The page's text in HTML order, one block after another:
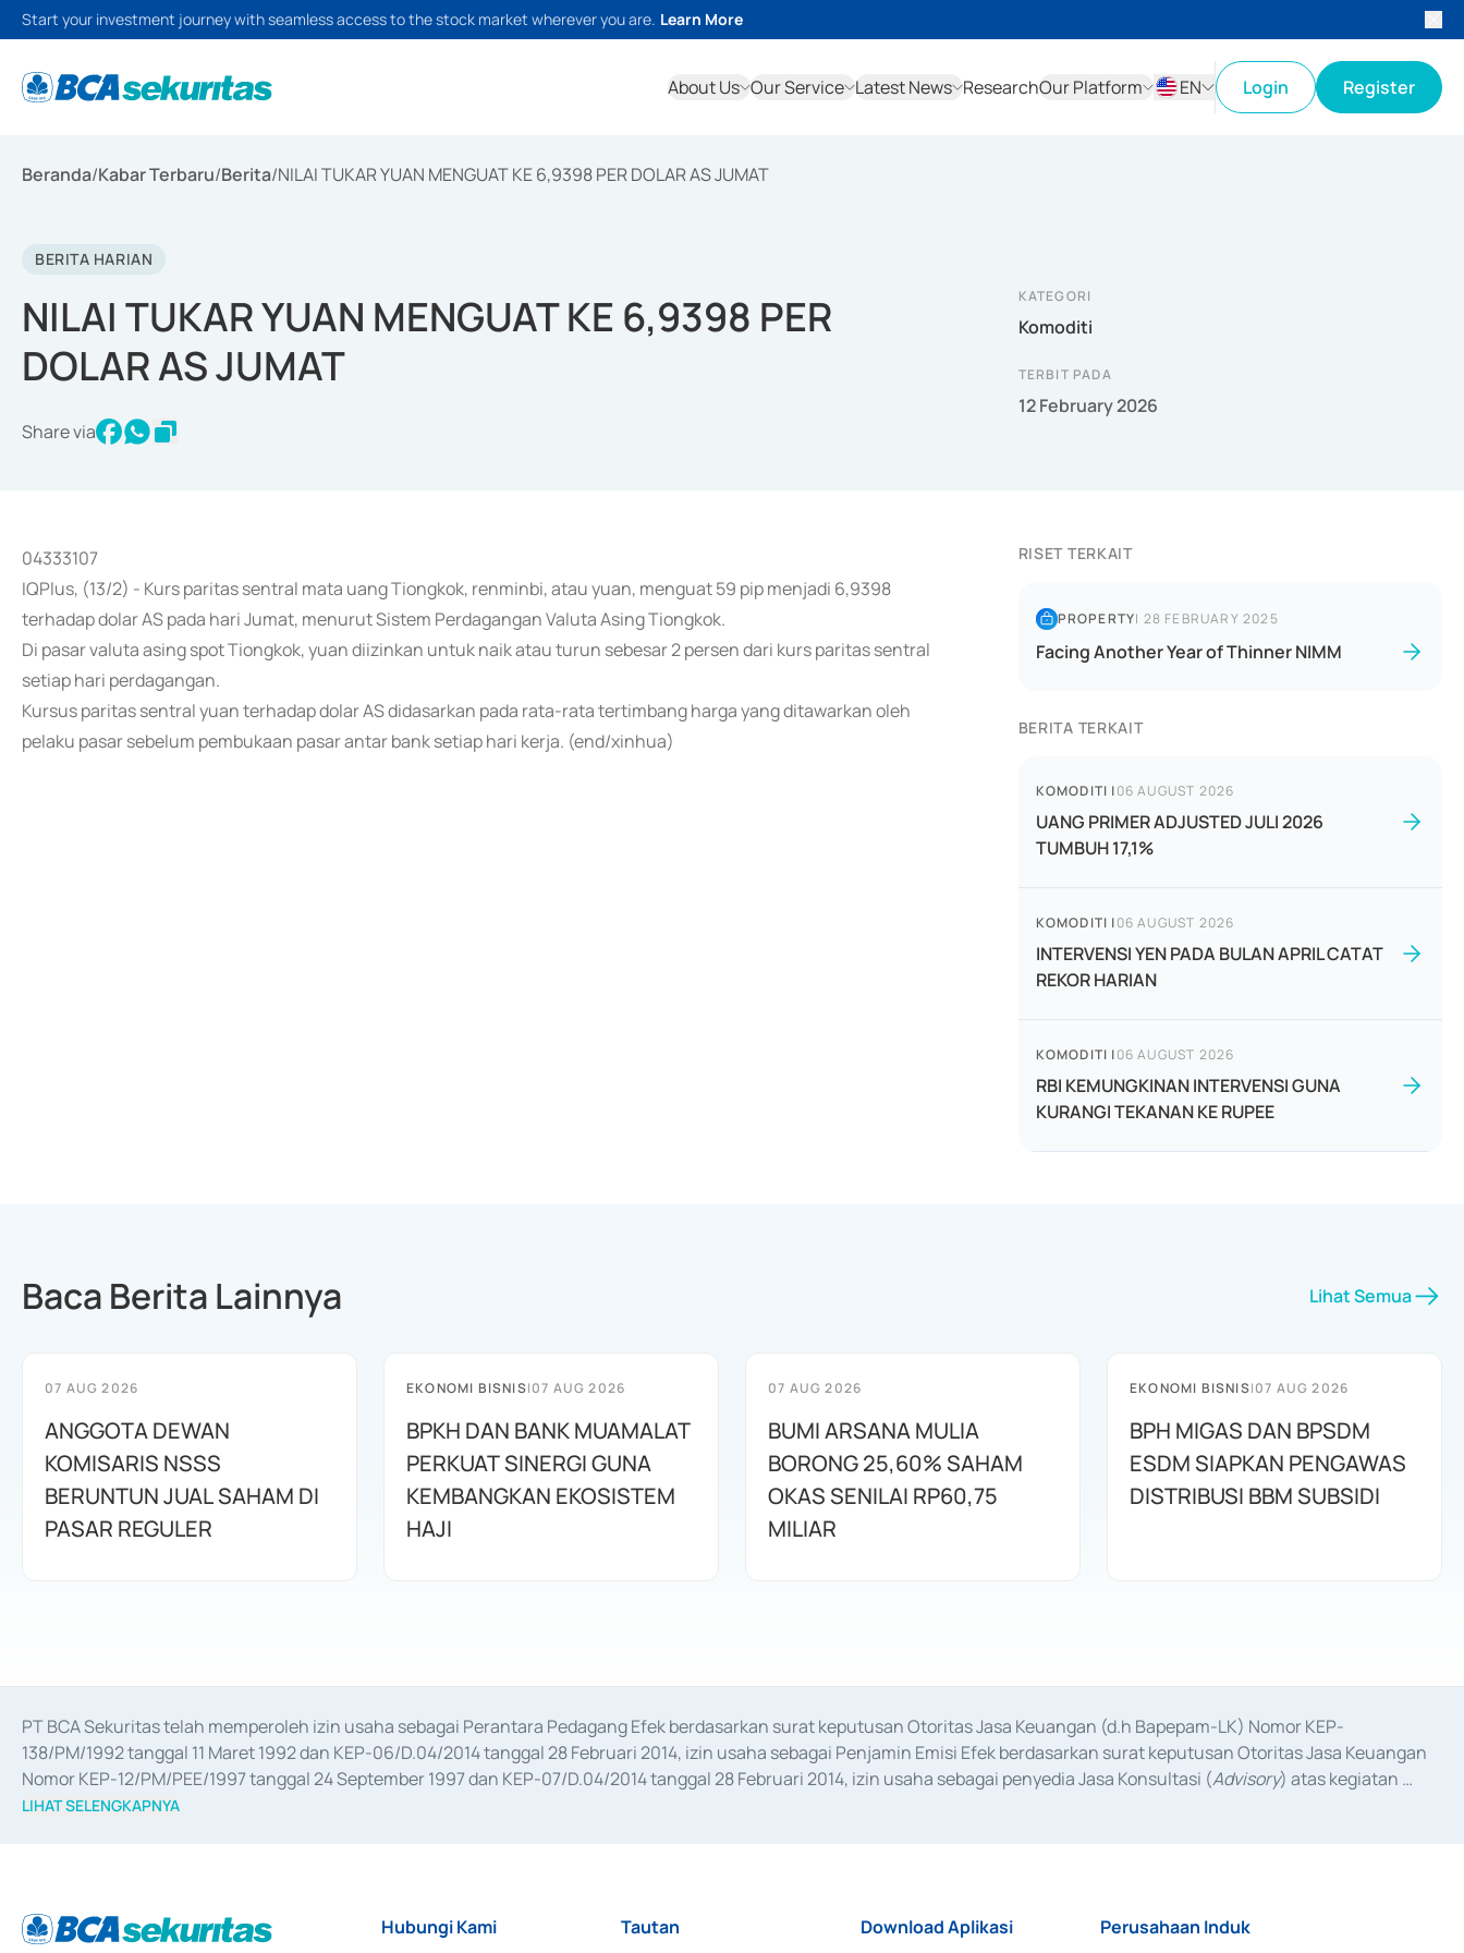
Start your investment journey with seamless access to the stock market wherever you are. Learn More
About Us Our Service Latest News ResearchOur Platform
EN
Login Register
Beranda/Kabar Terbaru/Berita/NILAI TUKAR YUAN MENGUAT KE 6,9398 PER DOLAR AS JUMAT
BERITA HARIAN
NILAI TUKAR YUAN MENGUAT KE 6,9398 PER
DOLAR AS JUMAT
Share via
KATEGORI
Komoditi
TERBIT PADA
12 February 2026
04333107
IQPlus, (13/2) - Kurs paritas sentral mata uang Tiongkok, renminbi, atau yuan, menguat 59 pip menjadi 6,9398
terhadap dolar AS pada hari Jumat, menurut Sistem Perdagangan Valuta Asing Tiongkok.
Di pasar valuta asing spot Tiongkok, yuan diizinkan untuk naik atau turun sebesar 2 persen dari kurs paritas sentral
setiap hari perdagangan.
Kursus paritas sentral yuan terhadap dolar AS didasarkan pada rata-rata tertimbang harga yang ditawarkan oleh
pelaku pasar sebelum pembukaan pasar antar bank setiap hari kerja. (end/xinhua)
RISET TERKAIT
PROPERTY| 28 FEBRUARY 2025
Facing Another Year of Thinner NIMM
BERITA TERKAIT
KOMODITI |06 AUGUST 2026
UANG PRIMER ADJUSTED JULI 2026
TUMBUH 17,1%
KOMODITI |06 AUGUST 2026
INTERVENSI YEN PADA BULAN APRIL CATAT
REKOR HARIAN
KOMODITI |06 AUGUST 2026
RBI KEMUNGKINAN INTERVENSI GUNA
KURANGI TEKANAN KE RUPEE
Baca Berita Lainnya Lihat Semua
07 AUG 2026
ANGGOTA DEWAN
KOMISARIS NSSS
BERUNTUN JUAL SAHAM DI
PASAR REGULER
EKONOMI BISNIS|07 AUG 2026
BPKH DAN BANK MUAMALAT
PERKUAT SINERGI GUNA
KEMBANGKAN EKOSISTEM
HAJI
07 AUG 2026
BUMI ARSANA MULIA
BORONG 25,60% SAHAM
OKAS SENILAI RP60,75
MILIAR
EKONOMI BISNIS|07 AUG 2026
BPH MIGAS DAN BPSDM
ESDM SIAPKAN PENGAWAS
DISTRIBUSI BBM SUBSIDI
PT BCA Sekuritas telah memperoleh izin usaha sebagai Perantara Pedagang Efek berdasarkan surat keputusan Otoritas Jasa Keuangan (d.h Bapepam-LK) Nomor KEP-
138/PM/1992 tanggal 11 Maret 1992 dan KEP-06/D.04/2014 tanggal 28 Februari 2014, izin usaha sebagai Penjamin Emisi Efek berdasarkan surat keputusan Otoritas Jasa Keuangan
Nomor KEP-12/PM/PEE/1997 tanggal 24 September 1997 dan KEP-07/D.04/2014 tanggal 28 Februari 2014, izin usaha sebagai penyedia Jasa Konsultasi (Advisory) atas kegiatan
merger, akuisisi, divestasi, dan
LIHAT SELENGKAPNYA
Hubungi Kami Tautan Download Aplikasi Perusahaan Induk